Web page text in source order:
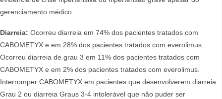
gerenciamento médico.
Diarreia: Ocorreu diarreia em 74% dos pacientes tratados com
CABOMETYX e em 28% dos pacientes tratados com everolimus.
Ocorreu diarreia de grau 3 em 11% dos pacientes tratados com
CABOMETYX e em 2% dos pacientes tratados com everolimus.
Interromper CABOMETYX em pacientes que desenvolverem diarreia
Grau 2 ou diarreia Graus 3-4 intolerável que não puder ser